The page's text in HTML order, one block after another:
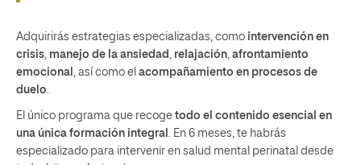
Adquirirás estrategias especializadas, como intervención en
crisis, manejo de la ansiedad, relajación, afrontamiento
emocional , así como el acompañamiento en procesos de
duelo.
El único programa que recoge todo el contenido esencial en
una única formación integral . En 6 meses, te habrás
especializado para intervenir en salud mental perinatal desde